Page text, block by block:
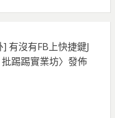
] 有沒有FB上快捷鍵J
踢踢實業坊〉發佈